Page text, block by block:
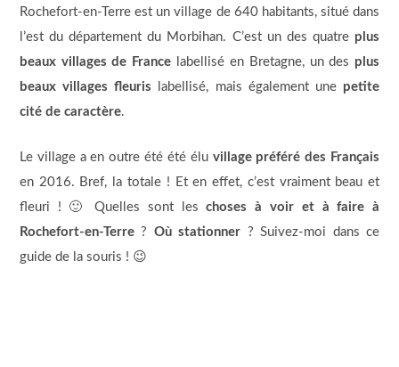
Rochefort-en-Terre est un village de 640 habitants, situé dans
l’est du département du Morbihan. C’est un des quatre plus
beaux villages de France labellisé en Bretagne, un des plus
beaux villages fleuris labellisé, mais également une petite
cité de caractère.
Le village a en outre été été élu village préféré des Français
en 2016. Bref, la totale ! Et en effet, c’est vraiment beau et
fleuri ! 🙂 Quelles sont leschoses à voir et à faire à
Rochefort-en-Terre? Où stationner ? Suivez-moi dans ce
guide de la souris ! 😉